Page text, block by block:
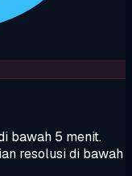
bawah 5 menit.
resolusi di bawah